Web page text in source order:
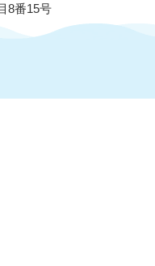
8番15号